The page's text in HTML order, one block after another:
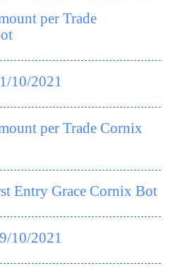
per Trade
10/2021
per Trade Cornix
Entry Grace Cornix Bot
10/2021